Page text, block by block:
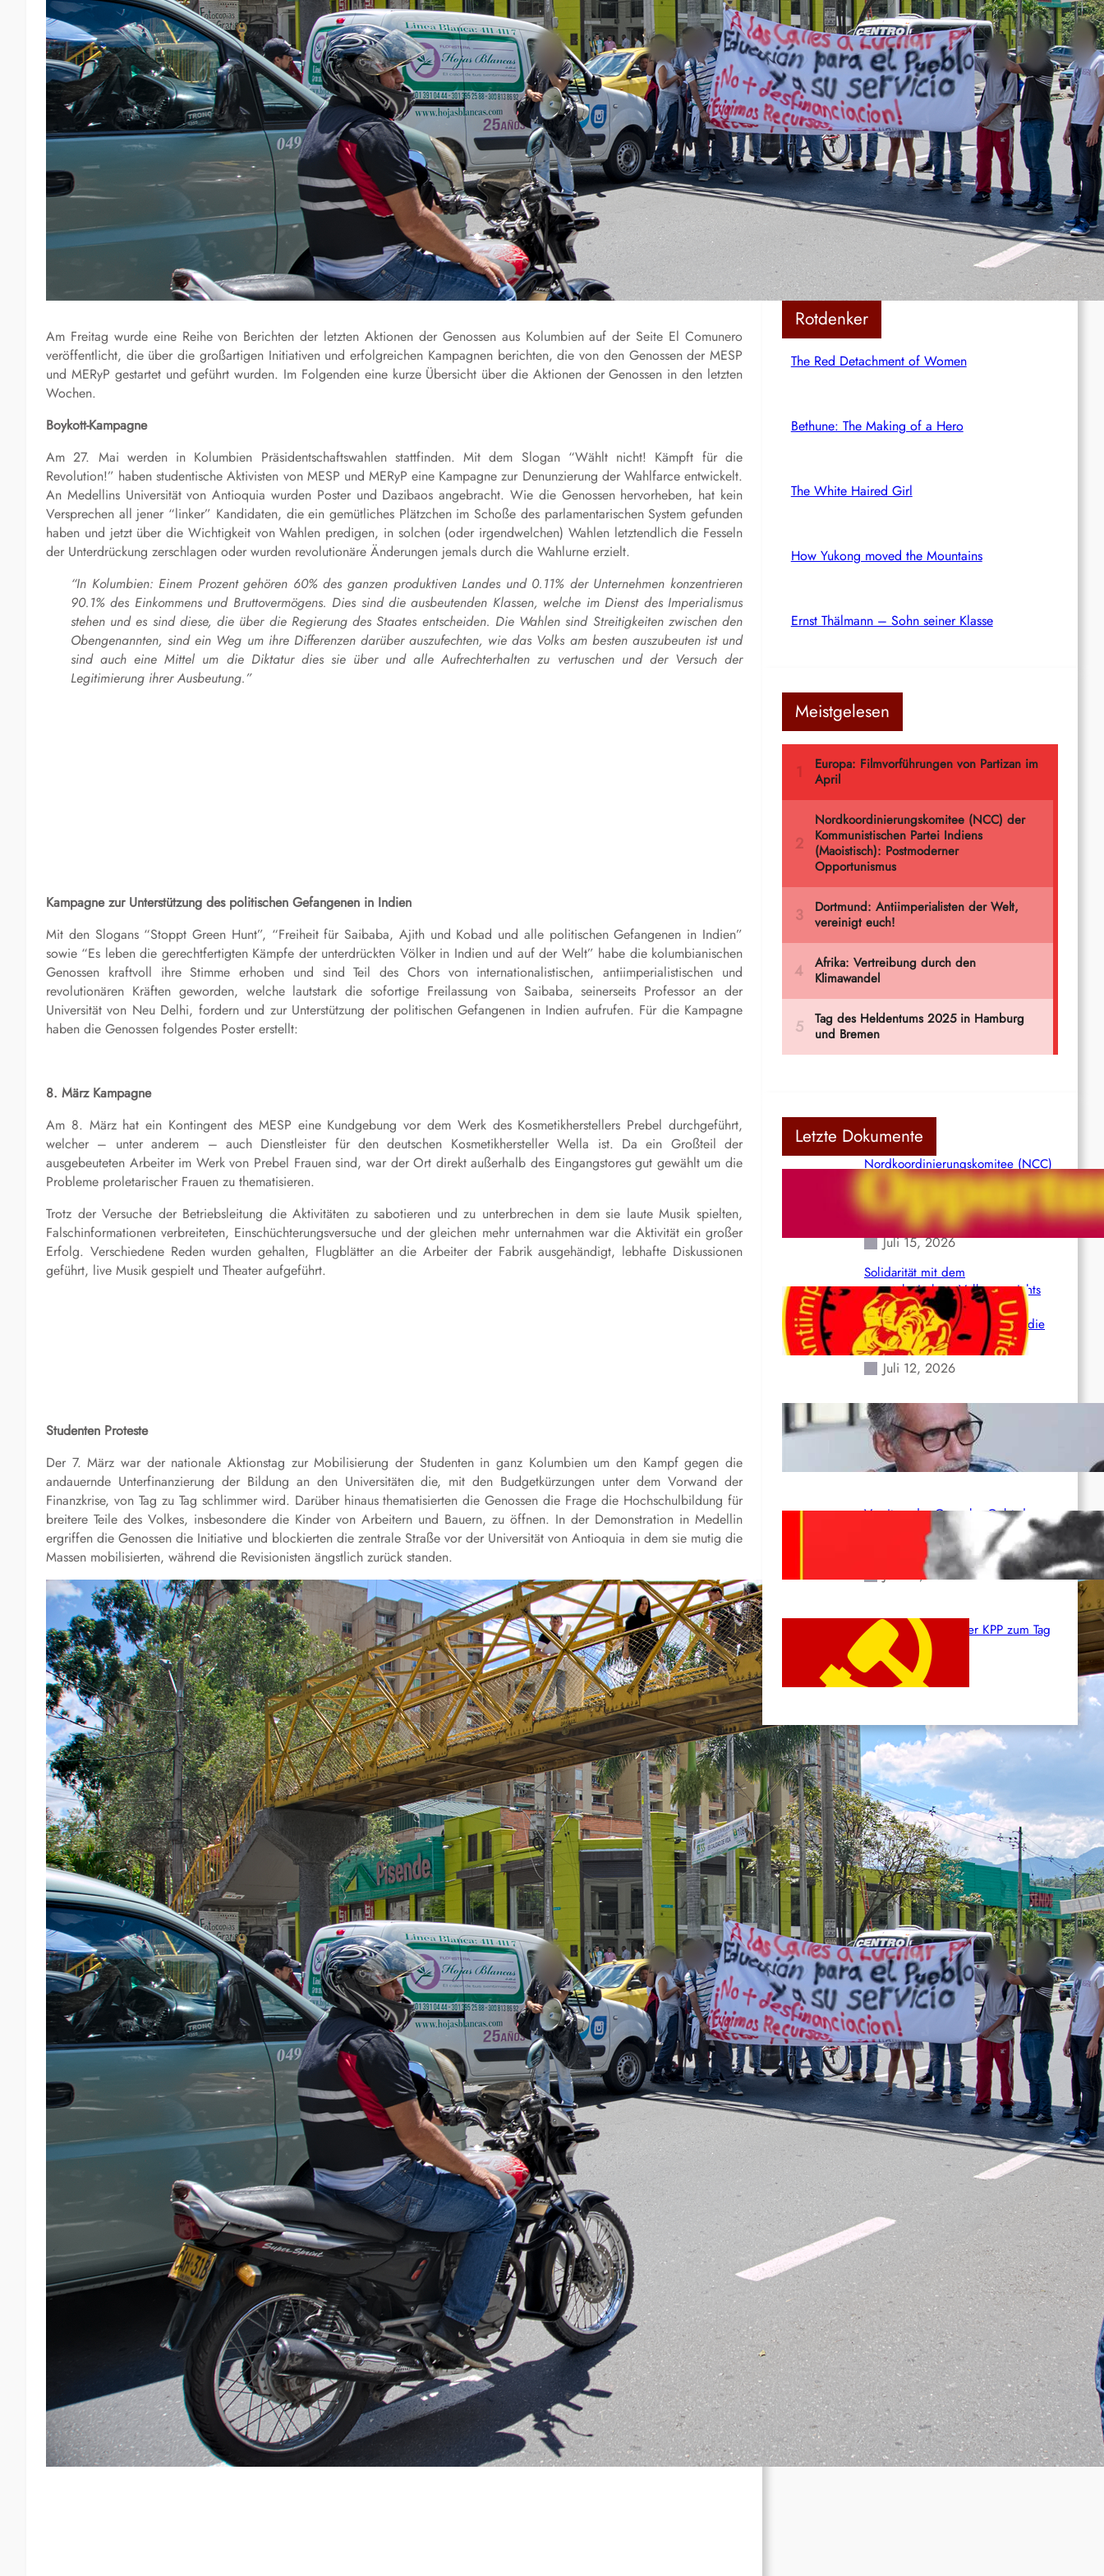
Am Freitag wurde eine Reihe von Berichten der letzten Aktionen der Genossen aus Kolumbien auf der Seite El Comunero
veröffentlicht, die über die großartigen Initiativen und erfolgreichen Kampagnen berichten, die von den Genossen der MESP
und MERyP gestartet und geführt wurden. Im Folgenden eine kurze Übersicht über die Aktionen der Genossen in den letzten
Wochen.
Boykott-Kampagne
Am 27. Mai werden in Kolumbien Präsidentschaftswahlen stattfinden. Mit dem Slogan “Wählt nicht! Kämpft für die
Revolution!” haben studentische Aktivisten von MESP und MERyP eine Kampagne zur Denunzierung der Wahlfarce entwickelt.
An Medellins Universität von Antioquia wurden Poster und Dazibaos angebracht. Wie die Genossen hervorheben, hat kein
Versprechen all jener “linker” Kandidaten, die ein gemütliches Plätzchen im Schoße des parlamentarischen System gefunden
haben und jetzt über die Wichtigkeit von Wahlen predigen, in solchen (oder irgendwelchen) Wahlen letztendlich die Fesseln
der Unterdrückung zerschlagen oder wurden revolutionäre Änderungen jemals durch die Wahlurne erzielt.
“In Kolumbien: Einem Prozent gehören 60% des ganzen produktiven Landes und 0.11% der Unternehmen konzentrieren
90.1% des Einkommens und Bruttovermögens. Dies sind die ausbeutenden Klassen, welche im Dienst des Imperialismus
stehen und es sind diese, die über die Regierung des Staates entscheiden. Die Wahlen sind Streitigkeiten zwischen den
Obengenannten, sind ein Weg um ihre Differenzen darüber auszufechten, wie das Volks am besten auszubeuten ist und
sind auch eine Mittel um die Diktatur dies sie über und alle Aufrechterhalten zu vertuschen und der Versuch der
Legitimierung ihrer Ausbeutung.”
Kampagne zur Unterstützung des politischen Gefangenen in Indien
Mit den Slogans “Stoppt Green Hunt”, “Freiheit für Saibaba, Ajith und Kobad und alle politischen Gefangenen in Indien”
sowie “Es leben die gerechtfertigten Kämpfe der unterdrückten Völker in Indien und auf der Welt” habe die kolumbianischen
Genossen kraftvoll ihre Stimme erhoben und sind Teil des Chors von internationalistischen, antiimperialistischen und
revolutionären Kräften geworden, welche lautstark die sofortige Freilassung von Saibaba, seinerseits Professor an der
Universität von Neu Delhi, fordern und zur Unterstützung der politischen Gefangenen in Indien aufrufen. Für die Kampagne
haben die Genossen folgendes Poster erstellt:
8. März Kampagne
Am 8. März hat ein Kontingent des MESP eine Kundgebung vor dem Werk des Kosmetikherstellers Prebel durchgeführt,
welcher – unter anderem – auch Dienstleister für den deutschen Kosmetikhersteller Wella ist. Da ein Großteil der
ausgebeuteten Arbeiter im Werk von Prebel Frauen sind, war der Ort direkt außerhalb des Eingangstores gut gewählt um die
Probleme proletarischer Frauen zu thematisieren.
Trotz der Versuche der Betriebsleitung die Aktivitäten zu sabotieren und zu unterbrechen in dem sie laute Musik spielten,
Falschinformationen verbreiteten, Einschüchterungsversuche und der gleichen mehr unternahmen war die Aktivität ein großer
Erfolg. Verschiedene Reden wurden gehalten, Flugblätter an die Arbeiter der Fabrik ausgehändigt, lebhafte Diskussionen
geführt, live Musik gespielt und Theater aufgeführt.
Studenten Proteste
Der 7. März war der nationale Aktionstag zur Mobilisierung der Studenten in ganz Kolumbien um den Kampf gegen die
andauernde Unterfinanzierung der Bildung an den Universitäten die, mit den Budgetkürzungen unter dem Vorwand der
Finanzkrise, von Tag zu Tag schlimmer wird. Darüber hinaus thematisierten die Genossen die Frage die Hochschulbildung für
breitere Teile des Volkes, insbesondere die Kinder von Arbeitern und Bauern, zu öffnen. In der Demonstration in Medellin
ergriffen die Genossen die Initiative und blockierten die zentrale Straße vor der Universität von Antioquia in dem sie mutig die
Massen mobilisierten, während die Revisionisten ängstlich zurück standen.
Rote Post #95
Rote Post #94
Rote Post #93
Rote Post #92
Rotdenker
The Red Detachment of Women
Bethune: The Making of a Hero
The White Haired Girl
How Yukong moved the Mountains
Ernst Thälmann – Sohn seiner Klasse
Meistgelesen
Letzte Dokumente
Nordkoordinierungskomitee (NCC)
der Kommunistischen Partei Indiens
(Maoistisch): Postmoderner
Opportunismus
Juli 15, 2026
Solidarität mit dem
venezolanischem Volk angesichts
der verlorenen Leben und der
katastrophalen Situation durch die
Erdbeben des 24. Juni!
Juli 12, 2026
Indien: „Die Politik der
Kapitulation“ von K. Murali (Ajith)
Juli 1, 2026
Vorsitzender Gonzalo: Gebt das
Leben für die Partei und die
Juni 19, 2026
Beschluss des ZK der KPP zum Tag
des Heldentums
Juni 19, 2026